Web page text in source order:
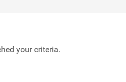
your criteria.